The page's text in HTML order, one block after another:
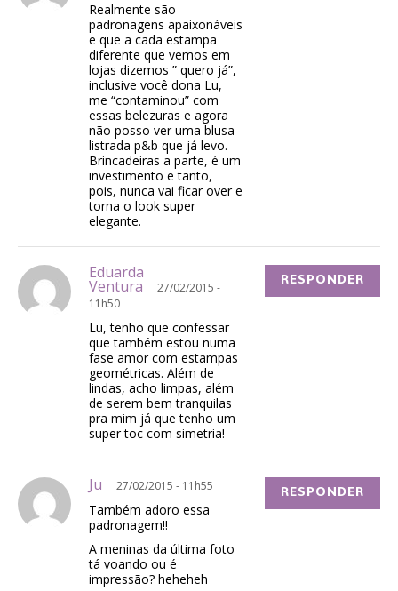
Realmente são
padronagens apaixonáveis
e que a cada estampa
diferente que vemos em
lojas dizemos ” quero já”,
inclusive você dona Lu,
me “contaminou” com
essas belezuras e agora
não posso ver uma blusa
listrada p&b que já levo.
Brincadeiras a parte, é um
investimento e tanto,
pois, nunca vai ficar over e
torna o look super
elegante.
Eduarda
Ventura
27/02/2015 -
11h50
Lu, tenho que confessar
que também estou numa
fase amor com estampas
geométricas. Além de
lindas, acho limpas, além
de serem bem tranquilas
pra mim já que tenho um
super toc com simetria!
RESPONDER
Ju 27/02/2015 - 11h55
Também adoro essa
padronagem!!
A meninas da última foto
tá voando ou é
impressão? heheheh
RESPONDER